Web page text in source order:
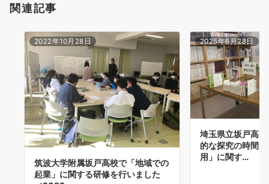
関連記事
2022年10月28日
筑波大学附属坂戸高校で「地域での
起業」に関する研修を行いました
2025年6月28日
埼玉県立坂戸高
的な探究の時間
用」に関す…